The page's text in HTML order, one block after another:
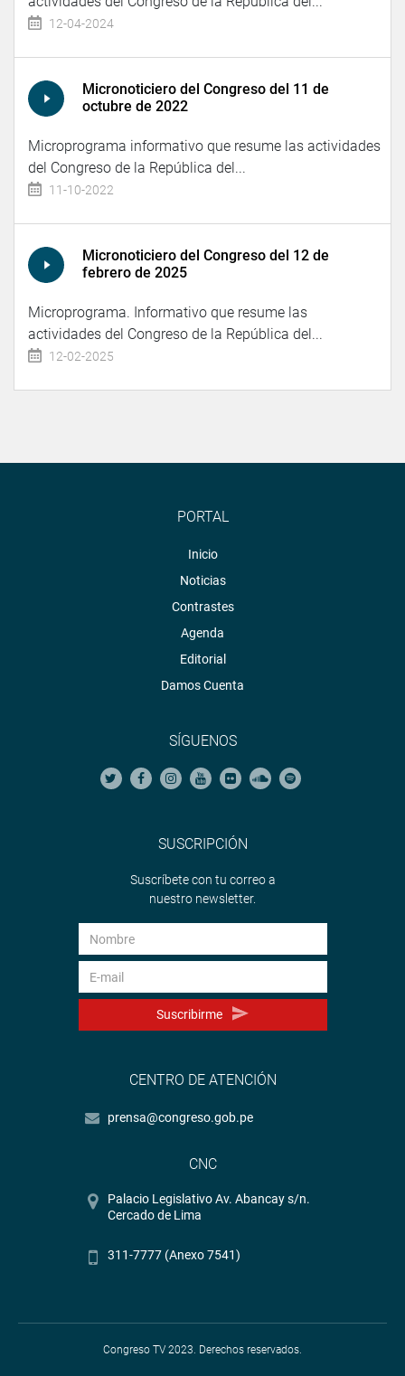
12-04-2024
Micronoticiero del Congreso del 11 de
octubre de 2022
Microprograma informativo que resume las actividades
del Congreso de la República del...
11-10-2022
Micronoticiero del Congreso del 12 de
febrero de 2025
Microprograma. Informativo que resume las
actividades del Congreso de la República del...
12-02-2025
PORTAL
Inicio
Noticias
Contrastes
Agenda
Editorial
Damos Cuenta
SÍGUENOS
SUSCRIPCIÓN
Suscríbete con tu correo a
nuestro newsletter.
Suscribirme
CENTRO DE ATENCIÓN
prensa@congreso.gob.pe
CNC
Palacio Legislativo Av. Abancay s/n.
Cercado de Lima
311-7777 (Anexo 7541)
Congreso TV 2023. Derechos reservados.